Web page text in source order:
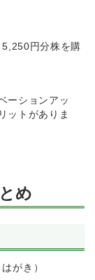
円分株を購
ーションアッ
ットがありま
め
がき）